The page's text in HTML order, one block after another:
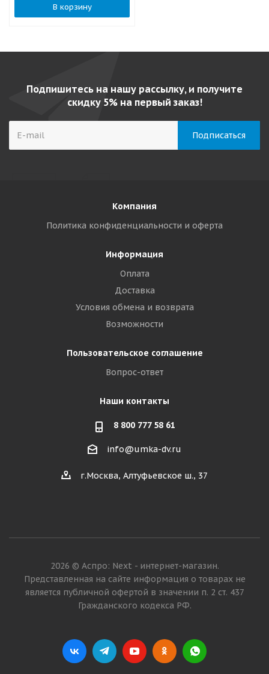
В корзину
Подпишитесь на нашу рассылку, и получите
скидку 5% на первый заказ!
Компания
Политика конфиденциальности и оферта
Информация
Оплата
Доставка
Условия обмена и возврата
Возможности
Пользовательское соглашение
Вопрос-ответ
Наши контакты
8 800 777 58 61
info@umka-dv.ru
г.Москва, Алтуфьевское ш., 37
2026 © Аспро: Next - интернет-магазин.
Представленная на сайте информация о товарах не
является публичной офертой в значении п. 2 ст. 437
Гражданского кодекса РФ.